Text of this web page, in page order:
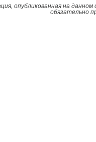
опубликованная на
обязательно